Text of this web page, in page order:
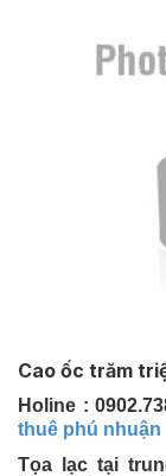
Cao ốc trăm
Holine :
thuê phú nhuận
Tọa lạc tại